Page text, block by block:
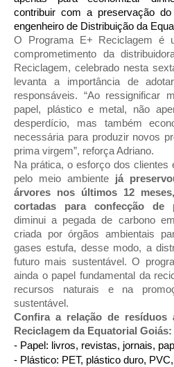
contribuir com a preservação
engenheiro de Distribuição da
O Programa E+ Reciclagem é
comprometimento da
Reciclagem, celebrado nesta
levanta a importância de
responsáveis. “Ao ressignificar
papel, plástico e metal, não
desperdício, mas também
necessária para produzir novos
prima virgem”, reforça Adriano.
Na prática, o esforço dos clientes
pelo meio ambiente já
árvores nos últimos 12
cortadas para confecção de
diminui a pegada de carbono
criada por órgãos ambientais
gases estufa, desse modo, a
futuro mais sustentável. O
ainda o papel fundamental da
recursos naturais e na
sustentável.
Confira a relação de resíduos
Reciclagem da Equatorial Goiás:
- Papel: livros, revistas, jornais,
- Plástico: PET, plástico duro,